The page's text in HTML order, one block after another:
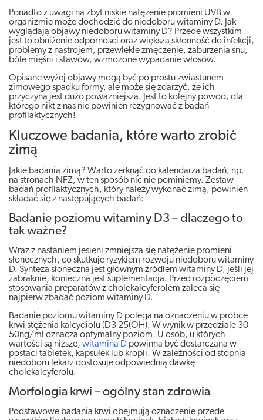
Ponadto z uwagi na zbyt niskie natężenie promieni UVB w
organizmie może dochodzić do niedoboru witaminy D. Jak
wyglądają objawy niedoboru witaminy D? Przede wszystkim
jest to obniżenie odporności oraz większa skłonność do infekcji,
problemy z nastrojem, przewlekłe zmęczenie, zaburzenia snu,
bóle mięśni i stawów, wzmożone wypadanie włosów.
Opisane wyżej objawy mogą być po prostu zwiastunem
zimowego spadku formy, ale może się zdarzyć, że ich
przyczyna jest dużo poważniejsza. Jest to kolejny powód, dla
którego nikt z nas nie powinien rezygnować z badań
profilaktycznych!
Kluczowe badania, które warto zrobić
zimą
Jakie badania zimą? Warto zerknąć do kalendarza badań, np.
na stronach NFZ, w ten sposób nic nie pominiemy. Zestaw
badań profilaktycznych, który należy wykonać zimą, powinien
składać się z następujących badań:
Badanie poziomu witaminy D3 – dlaczego to
tak ważne?
Wraz z nastaniem jesieni zmniejsza się natężenie promieni
słonecznych, co skutkuje ryzykiem rozwoju niedoboru witaminy
D. Synteza słoneczna jest głównym źródłem witaminy D, jeśli jej
zabraknie, konieczna jest suplementacja. Przed rozpoczęciem
stosowania preparatów z cholekalcyferolem zaleca się
najpierw zbadać poziom witaminy D.
Badanie poziomu witaminy D polega na oznaczeniu w próbce
krwi stężenia kalcydiolu (D3 25(OH). W wynik w przedziale 30-
50ng/ml oznacza optymalny poziom. U osób, u których
wartości są niższe, witamina D powinna być dostarczana w
postaci tabletek, kapsułek lub kropli. W zależności od stopnia
niedoboru lekarz dostosuje odpowiednią dawkę
cholekalcyferolu.
Morfologia krwi – ogólny stan zdrowia
Podstawowe badania krwi obejmują oznaczenie przede